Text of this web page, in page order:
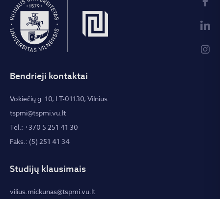
Bendrieji kontaktai
Vokiečių g. 10, LT-01130, Vilnius
tspmi@tspmi.vu.lt
Tel.: +370 5 251 41 30
Faks.: (5) 251 41 34
Studijų klausimais
vilius.mickunas@tspmi.vu.lt